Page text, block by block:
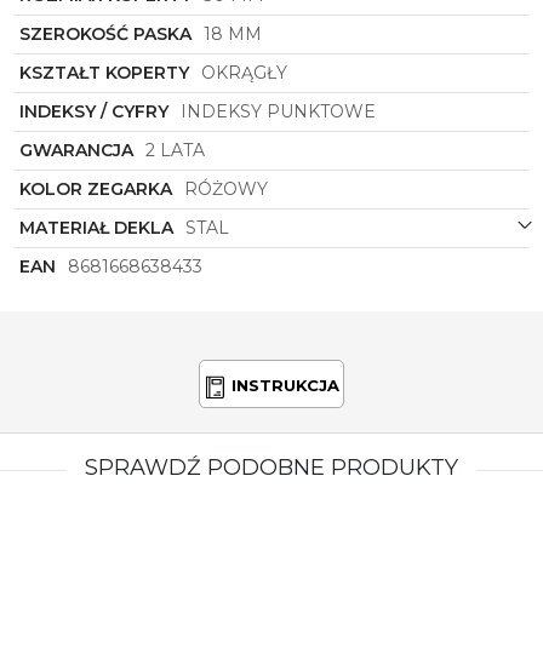
różowym odcieniem i klasycznym kształtem, który
zawsze będzie modny i elegancki.ściezyć się
zegarkiemLee Cooper LC08204.380
nadgarstku przez wiele sezonów, dodając blasku i
szyku każdej stylizacji.
SZEROKOŚĆ PASKA 18 MM
KSZTAŁT KOPERTY OKRĄGŁY
INDEKSY / CYFRY
INDEKSY PUNKTOWE
GWARANCJA 2 LATA
KOLOR ZEGARKA
RÓŻOWY
MATERIAŁ DEKLA STAL
EAN
8681668638433
INSTRUKCJA
SPRAWDŹ PODOBNE PRODUKTY